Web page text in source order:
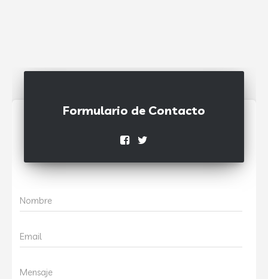
Formulario de Contacto
Nombre
Email
Mensaje